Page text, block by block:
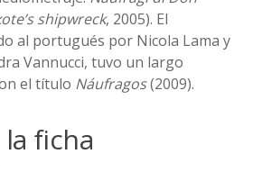
shipwreck, 2005). El
al portugués por Nicola Lama y
Vannucci, tuvo un largo
el título Náufragos(2009).
ficha